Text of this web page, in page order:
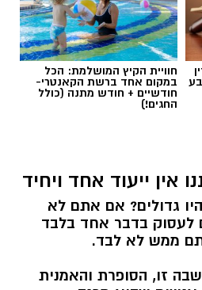
חוויית הקיץ המושלמת: הכל
במקום אחד ברשת הקאנטרי-
חודשיים + חודש מתנה (כולל
החגים!)
אין ייעוד אחד ויחיד
גדולים? אם אתם לא
לעסוק בדבר אחד בלבד
ממש לא לבד.
זו, הסופרת והאמנית